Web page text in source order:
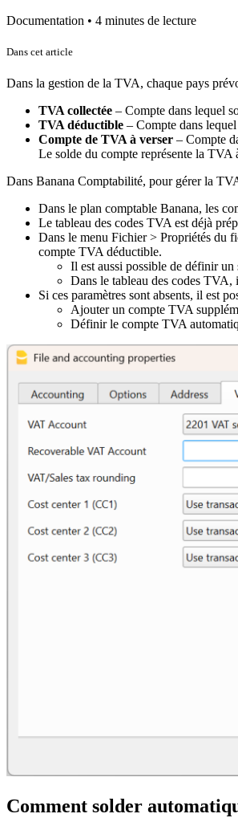
Documentation • 4 minutes de lecture
Dans cet article
Dans la gestion de la TVA, chaque pays
TVA collectée – Compte dans lequel
TVA déductible – Compte dans
Compte de TVA à verser – Compte
Le solde du compte représente la TVA
Dans Banana Comptabilité, pour gérer la
Dans le plan comptable Banana, les
Le tableau des codes TVA est déjà
Dans le menu Fichier > Propriétés du
compte TVA déductible.
Il est aussi possible de définir
Dans le tableau des codes
Si ces paramètres sont absents, il est
Ajouter un compte TVA
Définir le compte TVA
Comment solder